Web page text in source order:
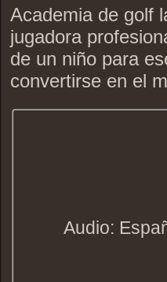
Academia de golf
jugadora
de un niño para
convertirse en el
Audio: